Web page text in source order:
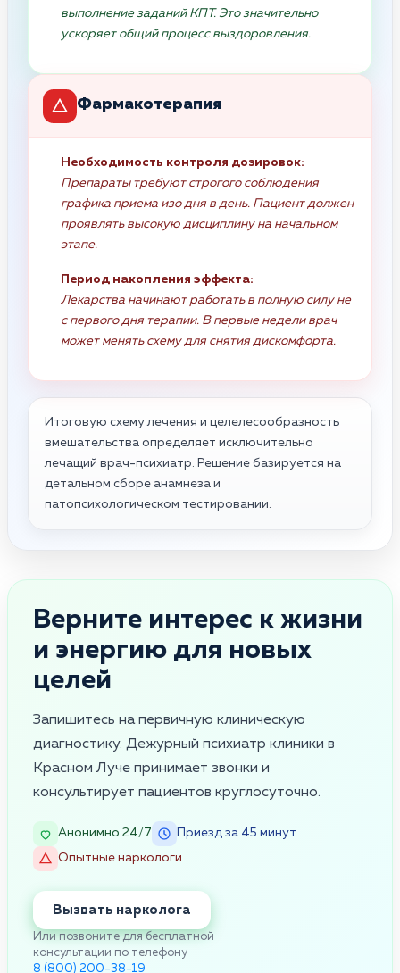
выполнение заданий КПТ. Это значительно
ускоряет общий процесс выздоровления.
Фармакотерапия
Необходимость контроля дозировок:
Препараты требуют строгого соблюдения
графика приема изо дня в день. Пациент должен
проявлять высокую дисциплину на начальном
этапе.
Период накопления эффекта:
Лекарства начинают работать в полную силу не
с первого дня терапии. В первые недели врач
может менять схему для снятия дискомфорта.
Итоговую схему лечения и целелесообразность
вмешательства определяет исключительно
лечащий врач-психиатр. Решение базируется на
детальном сборе анамнеза и
патопсихологическом тестировании.
Верните интерес к жизни
и энергию для новых
целей
Запишитесь на первичную клиническую
диагностику. Дежурный психиатр клиники в
Красном Луче принимает звонки и
консультирует пациентов круглосуточно.
Анонимно 24/7
Приезд за 45 минут
Опытные наркологи
Вызвать нарколога
Или позвоните для бесплатной
консультации по телефону
8 (800) 200-38-19